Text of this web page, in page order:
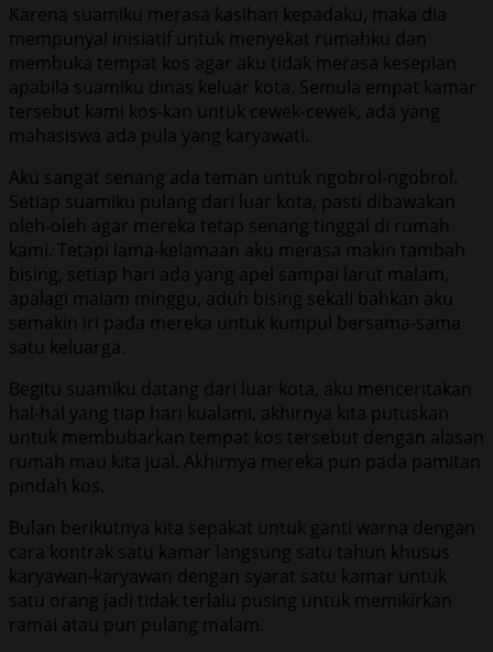
Karena suamiku merasa kasihan kepadaku, maka dia
mempunyai inisiatif untuk menyekat rumahku dan
membuka tempat kos agar aku tidak merasa kesepian
apabila suamiku dinas keluar kota. Semula empat kamar
tersebut kami kos-kan untuk cewek-cewek, ada yang
mahasiswa ada pula yang karyawati.
Aku sangat senang ada teman untuk ngobrol-ngobrol.
Setiap suamiku pulang dari luar kota, pasti dibawakan
oleh-oleh agar mereka tetap senang tinggal di rumah
kami. Tetapi lama-kelamaan aku merasa makin tambah
bising, setiap hari ada yang apel sampai larut malam,
apalagi malam minggu, aduh bising sekali bahkan aku
semakin iri pada mereka untuk kumpul bersama-sama
satu keluarga.
Begitu suamiku datang dari luar kota, aku menceritakan
hal-hal yang tiap hari kualami, akhirnya kita putuskan
untuk membubarkan tempat kos tersebut dengan alasan
rumah mau kita jual. Akhirnya mereka pun pada pamitan
pindah kos.
Bulan berikutnya kita sepakat untuk ganti warna dengan
cara kontrak satu kamar langsung satu tahun khusus
karyawan-karyawan dengan syarat satu kamar untuk
satu orang jadi tidak terlalu pusing untuk memikirkan
ramai atau pun pulang malam.